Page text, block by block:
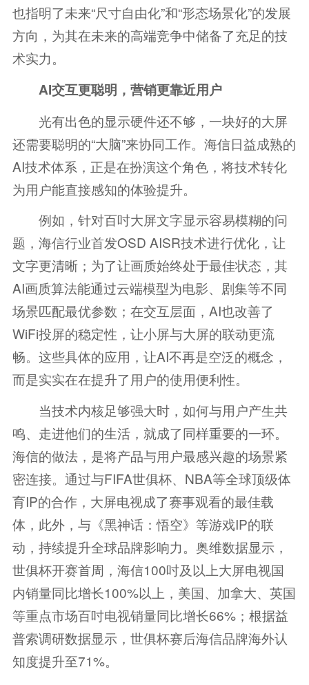
也指明了未来“尺寸自由化”和“形态场景化”的发展
方向，为其在未来的高端竞争中储备了充足的技
术实力。
AI交互更聪明，营销更靠近用户
光有出色的显示硬件还不够，一块好的大屏
还需要聪明的“大脑”来协同工作。海信日益成熟的
AI技术体系，正是在扮演这个角色，将技术转化
为用户能直接感知的体验提升。
例如，针对百吋大屏文字显示容易模糊的问
题，海信行业首发OSD AISR技术进行优化，让
文字更清晰；为了让画质始终处于最佳状态，其
AI画质算法能通过云端模型为电影、剧集等不同
场景匹配最优参数；在交互层面，AI也改善了
WiFi投屏的稳定性，让小屏与大屏的联动更流
畅。这些具体的应用，让AI不再是空泛的概念，
而是实实在在提升了用户的使用便利性。
当技术内核足够强大时，如何与用户产生共
鸣、走进他们的生活，就成了同样重要的一环。
海信的做法，是将产品与用户最感兴趣的场景紧
密连接。通过与FIFA世俱杯、NBA等全球顶级体
育IP的合作，大屏电视成了赛事观看的最佳载
体，此外，与《黑神话：悟空》等游戏IP的联
动，持续提升全球品牌影响力。奥维数据显示，
世俱杯开赛首周，海信100吋及以上大屏电视国
内销量同比增长100%以上，美国、加拿大、英国
等重点市场百吋电视销量同比增长66%；根据益
普索调研数据显示，世俱杯赛后海信品牌海外认
知度提升至71%。